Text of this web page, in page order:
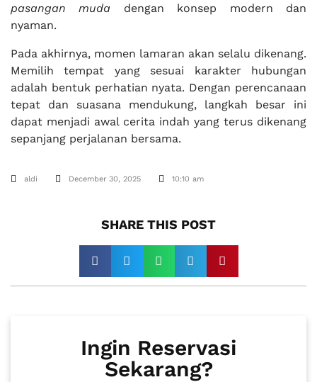
pasangan muda dengan konsep modern dan
nyaman.
Pada akhirnya, momen lamaran akan selalu dikenang.
Memilih tempat yang sesuai karakter hubungan
adalah bentuk perhatian nyata. Dengan perencanaan
tepat dan suasana mendukung, langkah besar ini
dapat menjadi awal cerita indah yang terus dikenang
sepanjang perjalanan bersama.
aldi December 30, 2025 10:10 am
SHARE THIS POST​
Ingin Reservasi
Sekarang?